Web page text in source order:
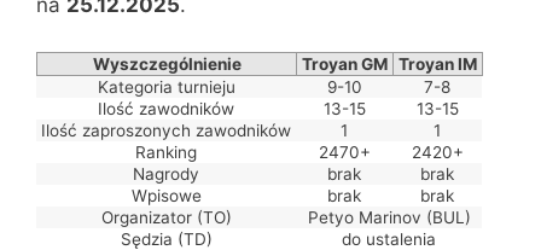
na 25.12.2025.
Wyszczególnienie Troyan GM Troyan IM
Kategoria turnieju
9-10
7-8
Ilość zawodników
13-15
13-15
Ilość zaproszonych zawodników
1
1
Ranking
2470+
2420+
Nagrody
brak
brak
Wpisowe
brak
brak
Organizator (TO)
Petyo Marinov (BUL)
Sędzia (TD)
do ustalenia